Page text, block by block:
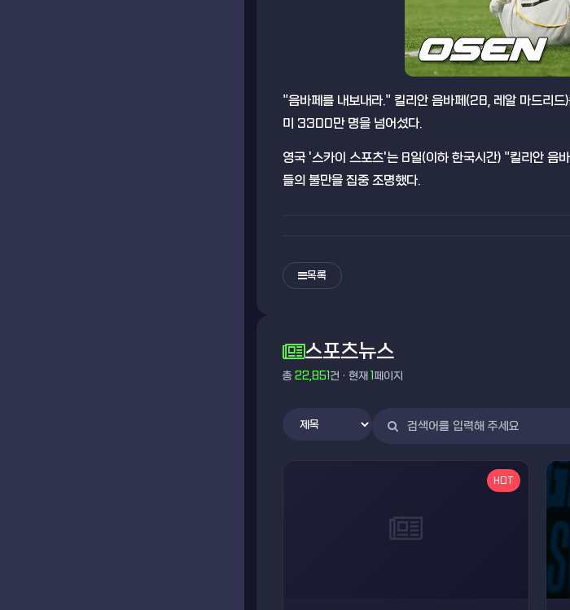
"음바페를 내보내라." 킬리안 음바페(28, 레알 마드리드
미 3300만 명을 넘어섰다.
영국 '스카이 스포츠'는 8일(이하 한국시간) "킬리안 음
들의 불만을 집중 조명했다.
목록
스포츠뉴스
총 22,851건 · 현재 1 페이지
HOT